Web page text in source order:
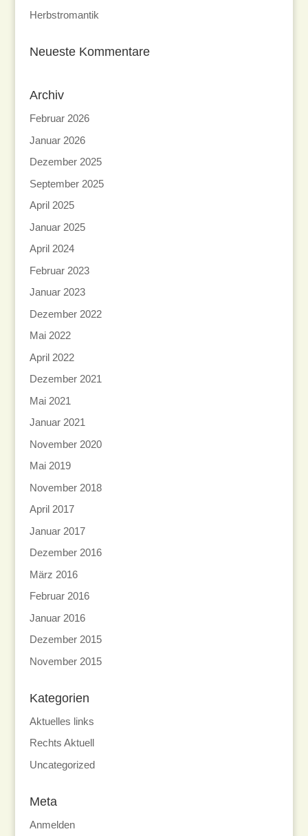
Herbstromantik
Neueste Kommentare
Archiv
Februar 2026
Januar 2026
Dezember 2025
September 2025
April 2025
Januar 2025
April 2024
Februar 2023
Januar 2023
Dezember 2022
Mai 2022
April 2022
Dezember 2021
Mai 2021
Januar 2021
November 2020
Mai 2019
November 2018
April 2017
Januar 2017
Dezember 2016
März 2016
Februar 2016
Januar 2016
Dezember 2015
November 2015
Kategorien
Aktuelles links
Rechts Aktuell
Uncategorized
Meta
Anmelden